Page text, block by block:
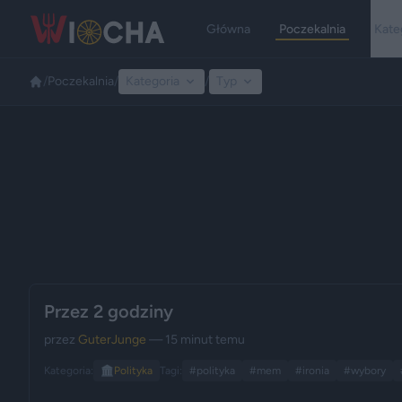
Główna Poczekalnia
Poczekalnia
Przez 2 godziny
przez GuterJunge — 15 minut temu
Kategoria: 🏛️ Polityka Tagi: #polityka #mem #ironia #wybory